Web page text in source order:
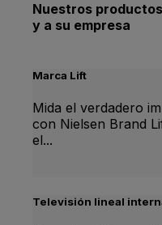
Nuestros
y a su empresa
Marca Lift
Mida el verdadero
con Nielsen Brand
el...
Televisión lineal